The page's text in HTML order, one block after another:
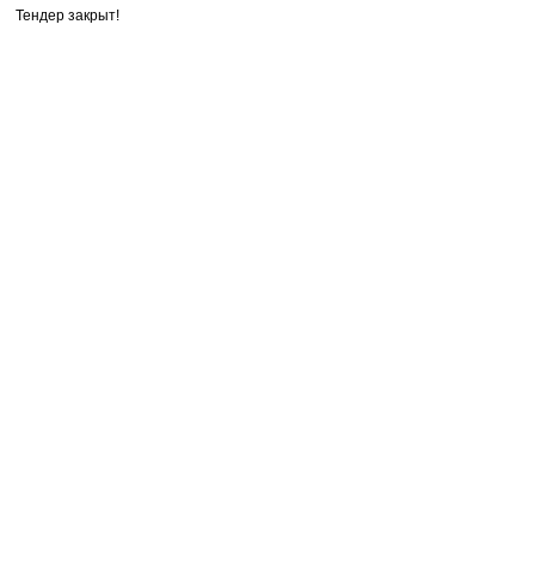
Тендер закрыт!